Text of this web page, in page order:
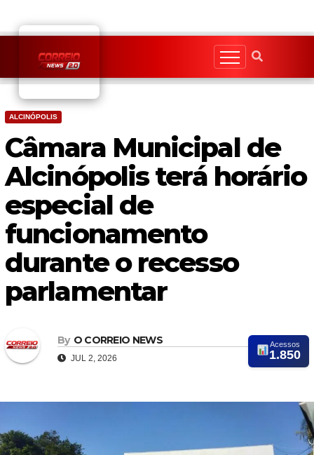
content
ALCINÓPOLIS
Câmara Municipal de
Alcinópolis terá horário
especial de
funcionamento
durante o recesso
parlamentar
By O CORREIO NEWS
JUL 2, 2026
Acessos
1.850